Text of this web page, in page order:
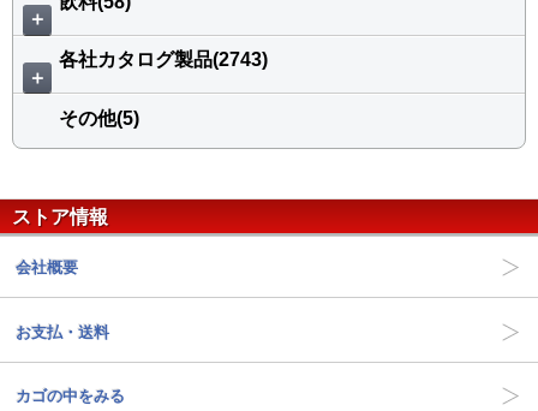
＋
＋
各社カタログ製品(2743)
その他(5)
ストア情報
会社概要
お支払・送料
カゴの中をみる